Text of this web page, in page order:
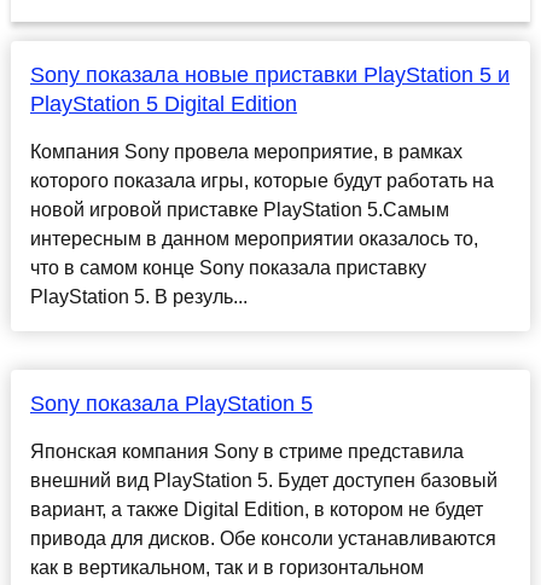
Sony показала новые приставки PlayStation 5 и
PlayStation 5 Digital Edition
Компания Sony провела мероприятие, в рамках
которого показала игры, которые будут работать на
новой игровой приставке PlayStation 5.Самым
интересным в данном мероприятии оказалось то,
что в самом конце Sony показала приставку
PlayStation 5. В резуль...
Sony показала PlayStation 5
Японская компания Sony в стриме представила
внешний вид PlayStation 5. Будет доступен базовый
вариант, а также Digital Edition, в котором не будет
привода для дисков. Обе консоли устанавливаются
как в вертикальном, так и в горизонтальном